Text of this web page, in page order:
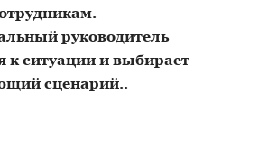
руководитель
к ситуации и выбирает
сценарий..